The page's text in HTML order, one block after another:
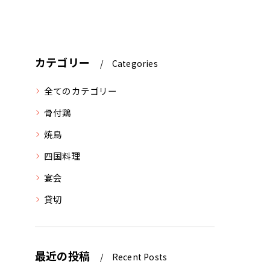
カテゴリー Categories
全てのカテゴリー
骨付鶏
焼鳥
四国料理
宴会
貸切
最近の投稿 Recent Posts